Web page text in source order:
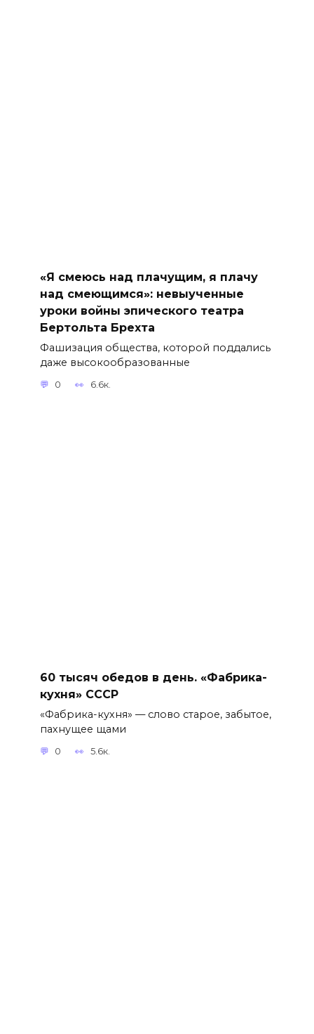
«Я смеюсь над плачущим, я плачу
над смеющимся»: невыученные
уроки войны эпического театра
Бертольта Брехта
Фашизация общества, которой поддались
даже высокообразованные
0 6.6к.
60 тысяч обедов в день. «Фабрика-
кухня» СССР
«Фабрика-кухня» — слово старое, забытое,
пахнущее щами
0 5.6к.